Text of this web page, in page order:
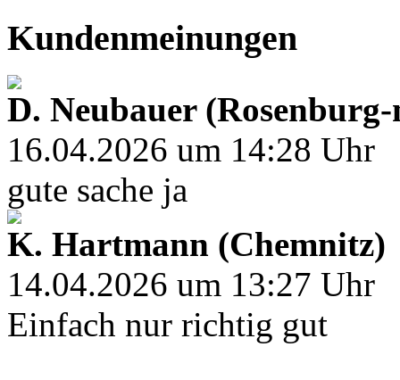
Kundenmeinungen
D. Neubauer
16.04.2026 um 14:28 Uhr
gute sache ja
K. Hartmann (Chemnitz)
14.04.2026 um 13:27 Uhr
Einfach nur richtig gut